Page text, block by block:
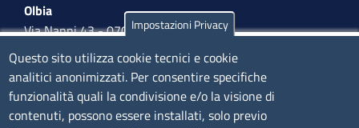
Olbia
Via Nanni 43 - 07026 Olbia
Tel. 0789 66122 | 0789 69580
mail: ufficio.olbia@ss.camcom.it
lunedì al venerdì: 9,00 - 12,00; lunedì pomeriggio: 16,00
- 17,00
Impostazioni Privacy
Questo sito utilizza cookie tecnici e cookie
analitici anonimizzati. Per consentire specifiche
funzionalità quali la condivisione e/o la visione di
contenuti, possono essere installati, solo previo